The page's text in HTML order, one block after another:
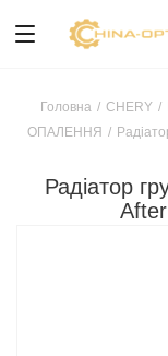
Головна / CHERY /
ОПАЛЕННЯ /
Радіатор